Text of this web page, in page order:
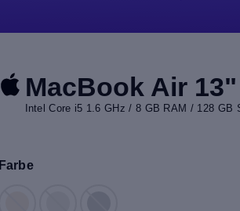
MacBook Air 13"
Intel Core i5 1.6 GHz / 8 GB RAM / 128
Farbe